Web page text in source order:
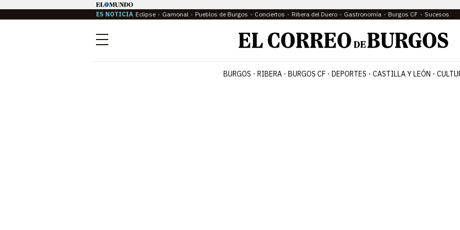
ES NOTICIA Eclipse Gamonal Pueblos de Burgos Conciertos Ribera del Duero Gastronomía Burgos CF Sucesos
Menú
BURGOS RIBERA BURGOS CF DEPORTES CASTILLA Y LEÓN